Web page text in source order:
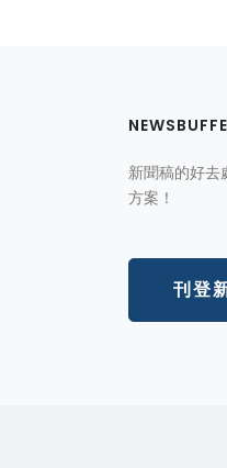
新聞稿的好去
方案！
刊登